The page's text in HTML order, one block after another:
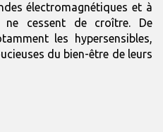
électromagnétiques et à
cessent de croître. De
les hypersensibles,
du bien-être de leurs